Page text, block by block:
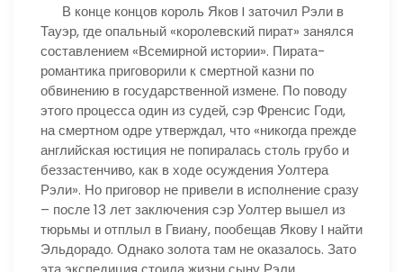
В конце концов король Яков I заточил Рэли в
Тауэр, где опальный «королевский пират» занялся
составлением «Всемирной истории». Пирата-
романтика приговорили к смертной казни по
обвинению в государственной измене. По поводу
этого процесса один из судей, сэр Френсис Годи,
на смертном одре утверждал, что «никогда прежде
английская юстиция не попиралась столь грубо и
беззастенчиво, как в ходе осуждения Уолтера
Рэли». Но приговор не привели в исполнение сразу
– после 13 лет заключения сэр Уолтер вышел из
тюрьмы и отплыл в Гвиану, пообещав Якову I найти
Эльдорадо. Однако золота там не оказалось. Зато